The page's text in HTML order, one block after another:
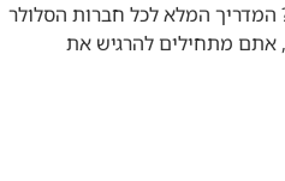
המדריך המלא לכל חברות הסלולר
אתם מתחילים להרגיש את